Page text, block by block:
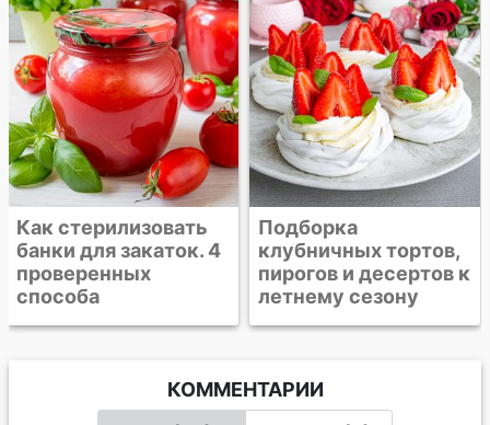
Подборка
клубничных тортов,
пирогов и десертов к
летнему сезону
Подборка рецептов
к посту. Постные
горячие блюда,
супы, салаты и
КОММЕНТАРИИ